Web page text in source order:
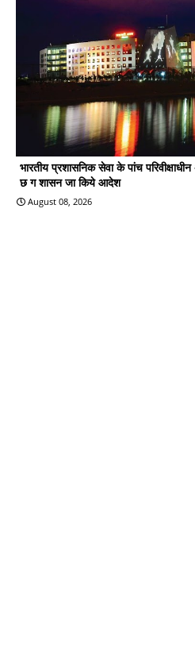
भारतीय प्रशासनिक सेवा के पांच
छ ग शासन जा किये आदेश
August 08, 2026